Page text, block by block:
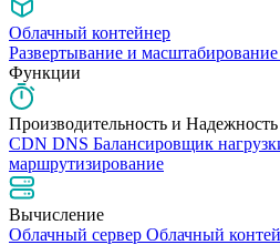
Облачный контейнер
Развертывание и
Функции
Производительность и Надежность
CDN DNS Балансировщик
маршрутизирование
Вычисление
Облачный сервер Облачный